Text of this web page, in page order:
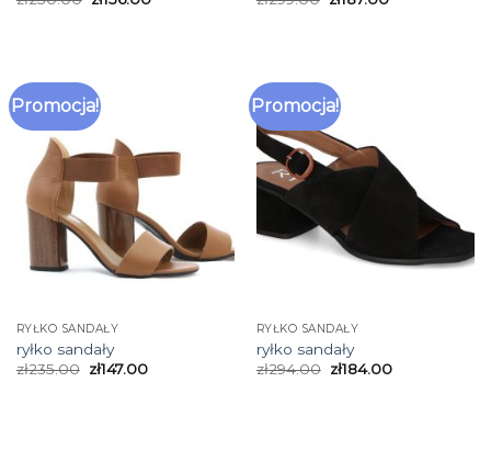
Promocja!
RYŁKO SANDAŁY
ryłko sandały
zł235.00 zł147.00
Promocja!
RYŁKO SANDAŁY
ryłko sandały
zł294.00 zł184.00